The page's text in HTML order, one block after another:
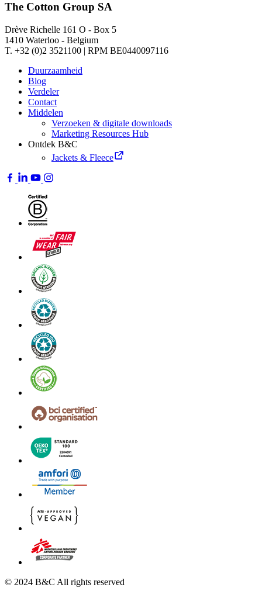
The Cotton Group SA
Drève Richelle 161 O - Box 5
1410 Waterloo - Belgium
T. +32 (0)2 3521100 | RPM BE0440097116
Duurzaamheid
Blog
Verdeler
Contact
Middelen
Verzoeken & digitale downloads
Marketing Resources Hub
Ontdek B&C
Jackets & Fleece
© 2024 B&C All rights reserved